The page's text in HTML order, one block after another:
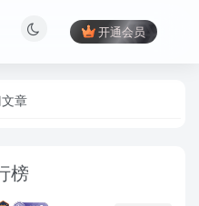
开通会员
章
榜